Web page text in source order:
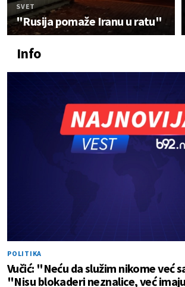
SVET
"Rusija pomaže Iranu u ratu"
Info
POLITIKA
Vučić: "Neću da služim nikome već
"Nisu blokaderi neznalice, već